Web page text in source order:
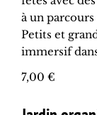
à un
Petits et
immersif
7,00 €